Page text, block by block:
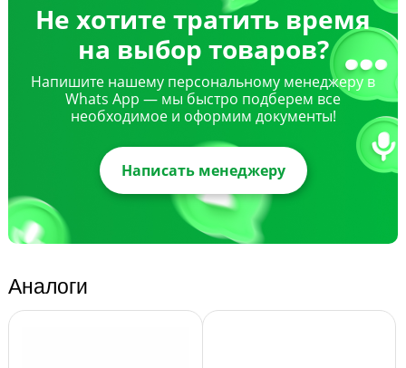
Не хотите тратить время
на выбор товаров?
Напишите нашему персональному менеджеру в
Whats App — мы быстро подберем все
необходимое и оформим документы!
Написать менеджеру
Аналоги